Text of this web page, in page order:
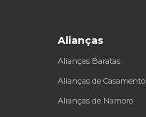
Alianças
Alianças Baratas
Alianças de Casamento
Alianças de Namoro